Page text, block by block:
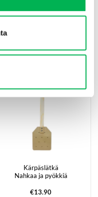
arkeilla Valkoinen
€24.90
Kärpäslätkä
Nahkaa ja pyökkiä
€13.90